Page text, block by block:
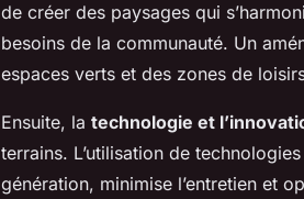
de créer des paysages qui
besoins de la communauté. Un
espaces verts et des zones de
Ensuite, la technologie et
terrains. L’utilisation de
génération, minimise l’entretien et